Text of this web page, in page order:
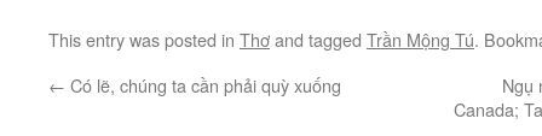
This entry was posted in Thơand tagged Trần Mộng Tú.
← Có lẽ, chúng ta cần phải quỳ xuống
Ngụ
Canada;